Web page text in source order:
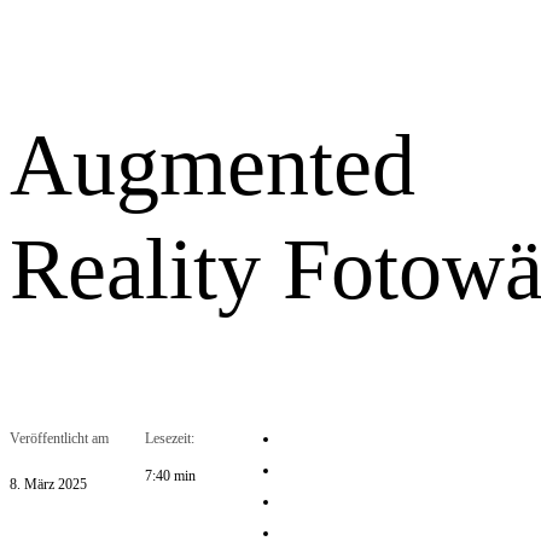
Augmented
Reality
Veröffentlicht am
8. März 2025
Lesezeit:
7:40 min